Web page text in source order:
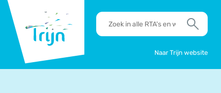
Trijn
RTA's
en
Zoek
Naar Trijn website